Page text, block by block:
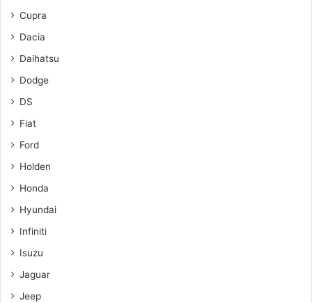
Cupra
Dacia
Daihatsu
Dodge
DS
Fiat
Ford
Holden
Honda
Hyundai
Infiniti
Isuzu
Jaguar
Jeep